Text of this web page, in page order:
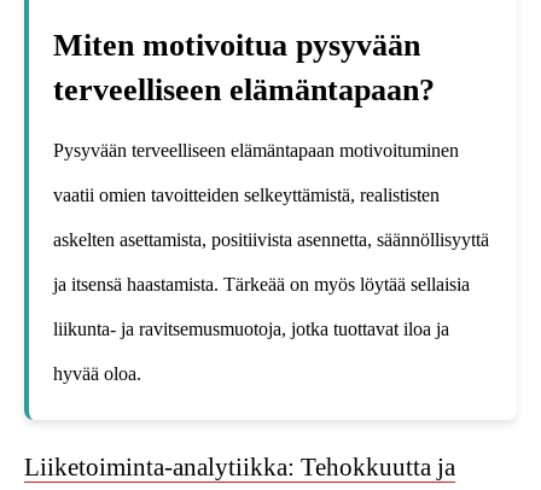
Miten motivoitua pysyvään
terveelliseen elämäntapaan?
Pysyvään terveelliseen elämäntapaan motivoituminen
vaatii omien tavoitteiden selkeyttämistä, realististen
askelten asettamista, positiivista asennetta, säännöllisyyttä
ja itsensä haastamista. Tärkeää on myös löytää sellaisia
liikunta- ja ravitsemusmuotoja, jotka tuottavat iloa ja
hyvää oloa.
Liiketoiminta-analytiikka: Tehokkuutta ja